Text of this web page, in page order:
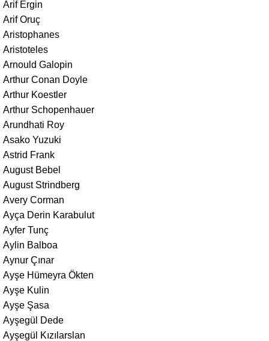
Arif Ergin
Arif Oruç
Aristophanes
Aristoteles
Arnould Galopin
Arthur Conan Doyle
Arthur Koestler
Arthur Schopenhauer
Arundhati Roy
Asako Yuzuki
Astrid Frank
August Bebel
August Strindberg
Avery Corman
Ayça Derin Karabulut
Ayfer Tunç
Aylin Balboa
Aynur Çınar
Ayşe Hümeyra Ökten
Ayşe Kulin
Ayşe Şasa
Ayşegül Dede
Ayşegül Kızılarslan